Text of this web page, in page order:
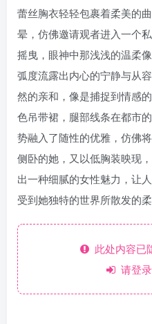
蕾丝胸衣轻轻包裹着柔美的
晕，仿佛邀请观者进入一个
摇曳，眼神中那浅浅的温柔
弧度流露出内心的宁静与从
然的亲和，像是捕捉到情感
色吊带裙，腿部线条在都市
势融入了随性的优雅，仿佛
侧卧的她，又以低胸装映现
出一种细腻的女性魅力，让
受到她独特的世界所散发的柔
此处内容已
请登录